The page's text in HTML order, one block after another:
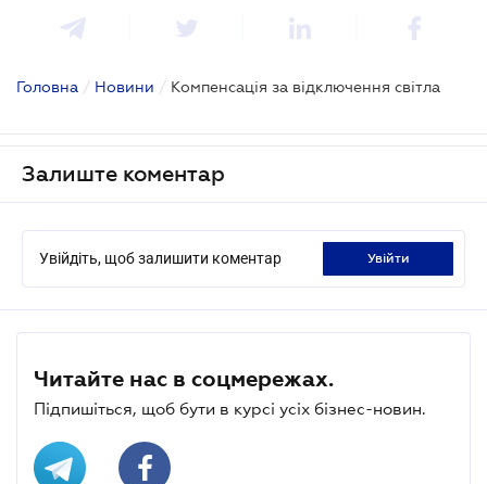
Головна / Новини / Компенсація за відключення світла
Залиште коментар
Увійдіть, щоб залишити коментар увійти
Читайте нас в соцмережах.
Підпишіться, щоб бути в курсі усіх бізнес-новин.